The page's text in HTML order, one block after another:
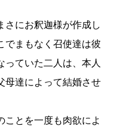
にお釈迦様が作成し
でまもなく召使達は彼
っていた二人は、本人
母達によって結婚させ
とを一度も肉欲によ